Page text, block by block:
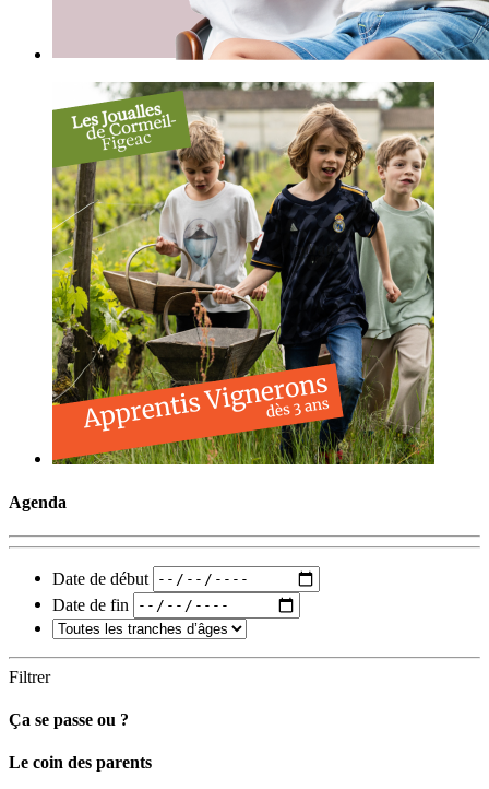
Agenda
Date de début
Date de fin
Filtrer
Ça se passe ou ?
Carto
Le coin des parents